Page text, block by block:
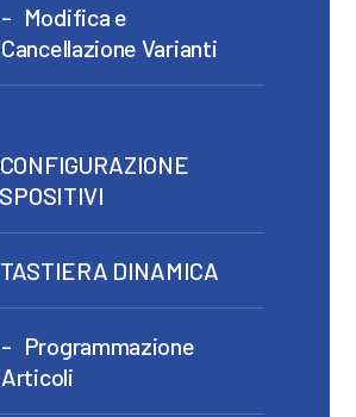
Modifica e
Cancellazione Varianti
CONFIGURAZIONE
TASTIERA DINAMICA
Programmazione
Articoli